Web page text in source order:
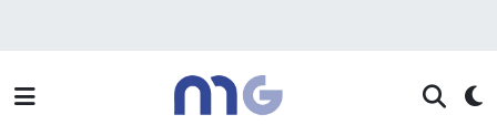
Nöbetçi Eczaneler